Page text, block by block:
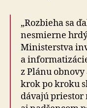
„Rozbieha sa
nesmierne
Ministerstva
a
z Plánu obnovy
krok po kroku
dávajú